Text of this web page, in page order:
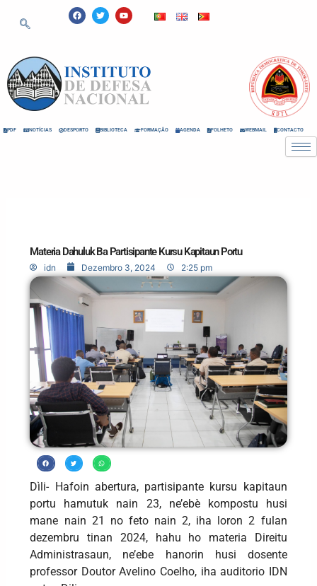
F
a
c
k
T
w
i
Y
o
u
PDF NOTÍCIAS DESPORTO BIBLIOTECA FORMAÇÃO AGENDA FOLHETO WEBMAIL CONTACTO
Materia Dahuluk Ba Partisipante Kursu Kapitaun Portu
idn Dezembro 3, 2024 2:25 pm
Dìli- Hafoin abertura, partisipante kursu kapitaun
portu hamutuk nain 23, ne’ebè kompostu husi
mane nain 21 no feto nain 2, iha loron 2 fulan
dezembru tinan 2024, hahu ho materia Direitu
Administrasaun, ne’ebe hanorin husi dosente
professor Doutor Avelino Coelho, iha auditorio IDN